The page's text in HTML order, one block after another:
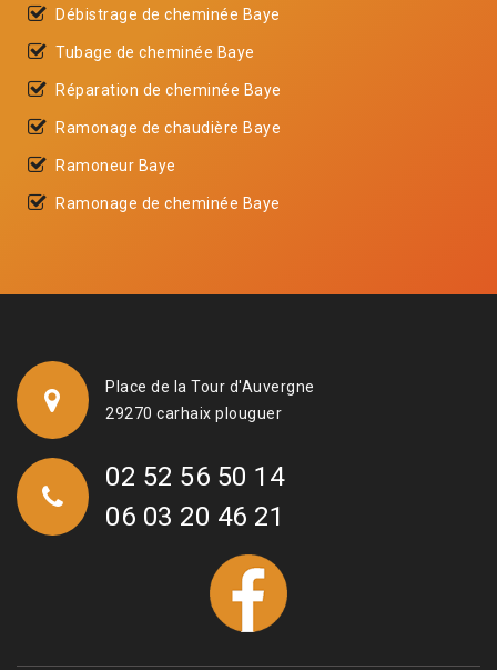
Débistrage de cheminée Baye
Tubage de cheminée Baye
Réparation de cheminée Baye
Ramonage de chaudière Baye
Ramoneur Baye
Ramonage de cheminée Baye
Place de la Tour d'Auvergne
29270 carhaix plouguer
02 52 56 50 14
06 03 20 46 21